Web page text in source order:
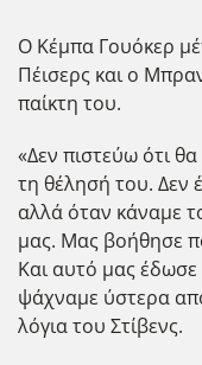
Ο Κέμπα Γουόκερ
Πέισερς και ο
παίκτη του.
«Δεν πιστεύω ότι
τη θέλησή του. Δεν
αλλά όταν κάναμε
μας. Μας βοήθησε
Και αυτό μας
ψάχναμε ύστερα
λόγια του Στίβενς.